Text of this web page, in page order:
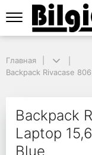
Backpack Rivacase
Главная
Backpack Rivacase
Backpack
Laptop
Blue